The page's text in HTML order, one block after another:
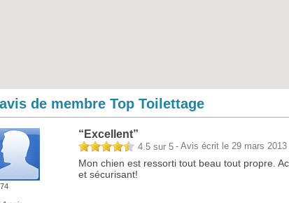
de membre Top Toilettage
“ Excellent”
4.5sur 5 - Avis écrit le 29 mars 2013
Mon chien est ressorti tout beau tout propre.
et sécurisant!